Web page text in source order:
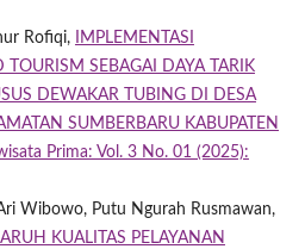
Rofiqi,
IMPLEMENTASI
SEBAGAI DAYA TARIK
DEWAKAR TUBING DI DESA
SUMBERBARU KABUPATEN
Prima: Vol. 3 No. 01 (2025):
Wibowo, Putu Ngurah Rusmawan,
KUALITAS PELAYANAN